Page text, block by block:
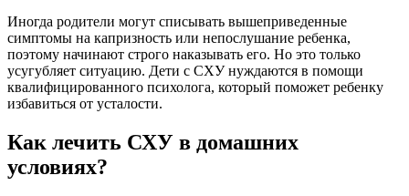
Иногда родители могут списывать вышеприведенные
симптомы на капризность или непослушание ребенка,
поэтому начинают строго наказывать его. Но это только
усугубляет ситуацию. Дети с СХУ нуждаются в помощи
квалифицированного психолога, который поможет ребенку
избавиться от усталости.
Как лечить СХУ в домашних
условиях?